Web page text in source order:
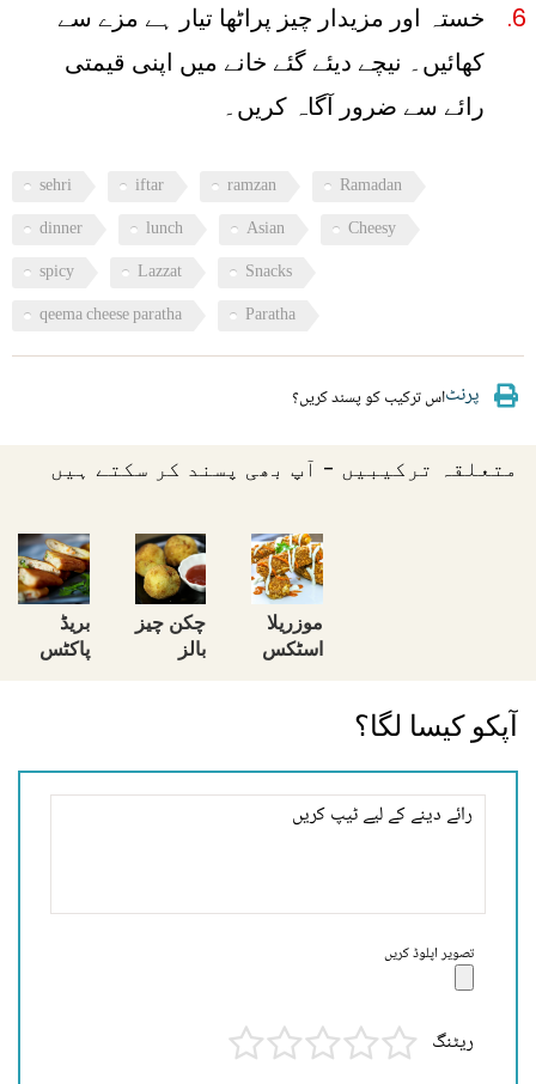
خستہ اور مزیدار چیز پراٹھا تیار ہے مزے سے
کھائیں۔ نیچے دیئے گئے خانے میں اپنی قیمتی
رائے سے ضرور آگاہ کریں۔
sehri iftar ramzan
Ramadan
dinner
lunch Asian
Cheesy
spicy
Lazzat
Snacks
qeema cheese paratha
Paratha
اس ترکیب کو پسند کریں؟پرنٹ
متعلقہ ترکیبیں - آپ بھی پسند کر سکتے ہیں
بریڈ
پاکٹس
چکن چیز
بالز
موزریلا
اسٹکس
آپکو کیسا لگا؟
تصویر اپلوڈ کریں
ریٹنگ